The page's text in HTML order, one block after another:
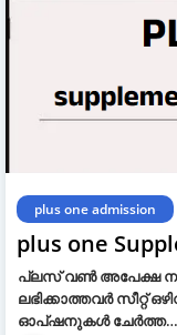
plus one admission
plus one
പ്ലസ് വൺ അപേക്ഷ
ലഭിക്കാത്തവർ സീറ്റ്
ഓപ്‌ഷനുകൾ ചേർത്ത…